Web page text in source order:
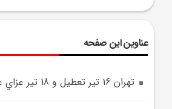
عناوین این صفحه
تهران 16 تير تعطيل و 18 تير عزاي عمومي است